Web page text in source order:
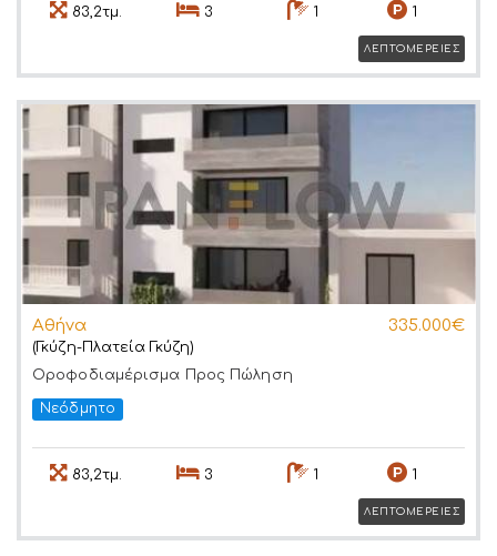
83,2τμ. 3 1 1
ΛΕΠΤΟΜΕΡΕΙΕΣ
Αθήνα 335.000€
(Γκύζη-Πλατεία Γκύζη)
Οροφοδιαμέρισμα Προς Πώληση
Νεόδμητο
83,2τμ. 3 1 1
ΛΕΠΤΟΜΕΡΕΙΕΣ